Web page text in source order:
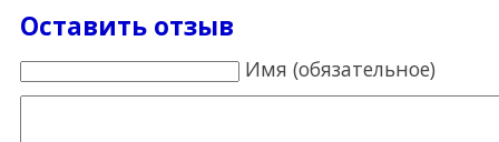
Оставить отзыв
Имя (обязательное)